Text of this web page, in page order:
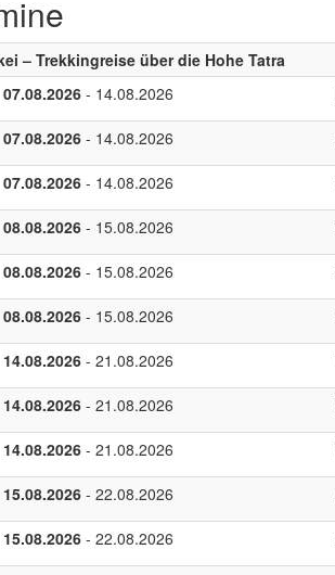
– Trekkingreise über die Hohe Tatra
07.08.2026 - 14.08.2026
07.08.2026 - 14.08.2026
07.08.2026 - 14.08.2026
08.08.2026 - 15.08.2026
08.08.2026 - 15.08.2026
08.08.2026 - 15.08.2026
14.08.2026 - 21.08.2026
14.08.2026 - 21.08.2026
14.08.2026 - 21.08.2026
15.08.2026 - 22.08.2026
15.08.2026 - 22.08.2026